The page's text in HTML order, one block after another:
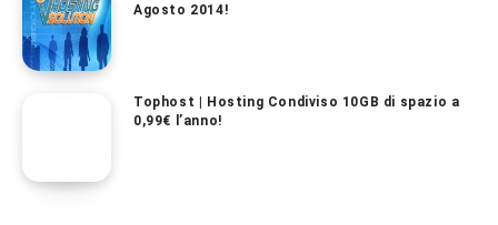
Agosto 2014!
Tophost | Hosting Condiviso 10GB di spazio a
0,99€ l’anno!